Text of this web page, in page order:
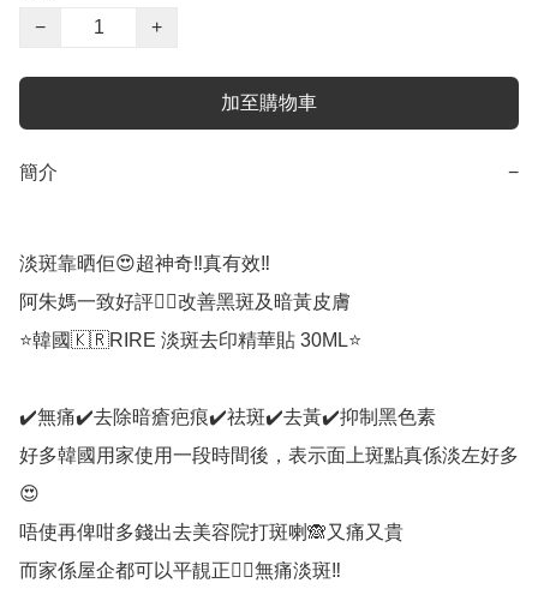
−
+
加至購物車
簡介 −
淡斑靠晒佢😍超神奇‼️真有效‼️
阿朱媽一致好評👍🏻改善黑斑及暗黃皮膚
⭐韓國🇰🇷RIRE 淡斑去印精華貼 30ML⭐
✔️無痛✔️去除暗瘡疤痕✔️祛斑✔️去黃✔️抑制黑色素
好多韓國用家使用一段時間後，表示面上斑點真係淡左好多
😍
唔使再俾咁多錢出去美容院打斑喇🙈又痛又貴
而家係屋企都可以平靚正👉🏻無痛淡斑‼️